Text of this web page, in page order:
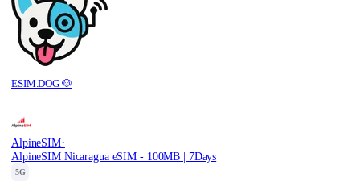
ESIM.DOG 🐶
AlpineSIM·
AlpineSIM Nicaragua eSIM - 100MB | 7Days
5G